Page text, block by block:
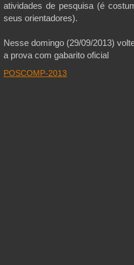
atividades de pesquisa (é
seus orientadores).
Nesse domingo (29/09/2013)
a prova com gabarito oficial
POSCOMP-2013